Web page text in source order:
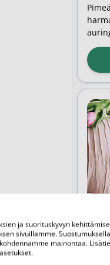
ja suorituskyvyn
sivuillamme.
mainontaa.